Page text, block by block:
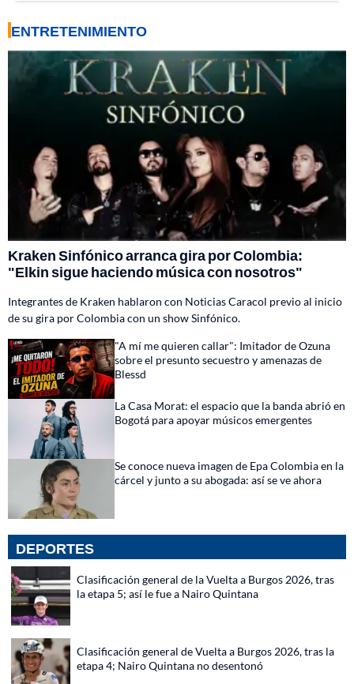
ENTRETENIMIENTO
Kraken Sinfónico arranca gira por Colombia:
"Elkin sigue haciendo música con nosotros"
Integrantes de Kraken hablaron con Noticias Caracol previo al inicio
de su gira por Colombia con un show Sinfónico.
"A mí me quieren callar": Imitador de Ozuna
sobre el presunto secuestro y amenazas de
Blessd
La Casa Morat: el espacio que la banda abrió en
Bogotá para apoyar músicos emergentes
Se conoce nueva imagen de Epa Colombia en la
cárcel y junto a su abogada: así se ve ahora
DEPORTES
Clasificación general de la Vuelta a Burgos 2026, tras
la etapa 5; así le fue a Nairo Quintana
Clasificación general de Vuelta a Burgos 2026, tras la
etapa 4; Nairo Quintana no desentonó